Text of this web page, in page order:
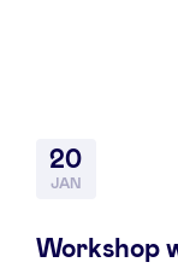
20
JAN
Workshop